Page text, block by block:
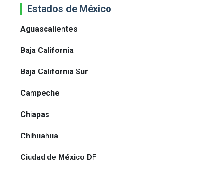
Estados de México
Aguascalientes
Baja California
Baja California Sur
Campeche
Chiapas
Chihuahua
Ciudad de México DF